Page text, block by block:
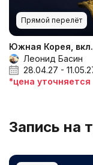
Прямой перелёт
Южная Корея,
Леонид Басин
28.04.27 -
*цена уточняется
Запись на